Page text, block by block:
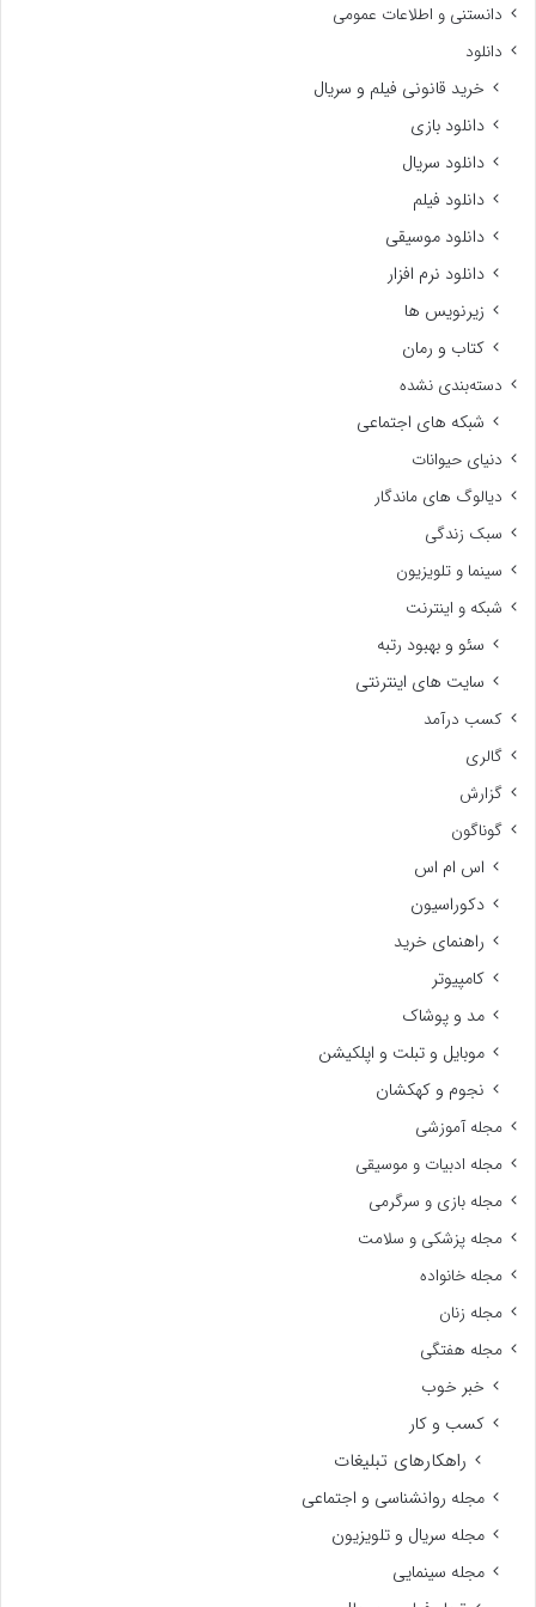
دانستنی و اطلاعات عمومی
دانلود
خرید قانونی فیلم و سریال
دانلود بازی
دانلود سریال
دانلود فیلم
دانلود موسیقی
دانلود نرم افزار
زیرنویس ها
کتاب و رمان
دسته‌بندی نشده
شبکه های اجتماعی
دنیای حیوانات
دیالوگ های ماندگار
سبک زندگی
سینما و تلویزیون
شبکه و اینترنت
سئو و بهبود رتبه
سایت های اینترنتی
کسب درآمد
گالری
گزارش
گوناگون
اس ام اس
دکوراسیون
راهنمای خرید
کامپیوتر
مد و پوشاک
موبایل و تبلت و اپلکیشن
نجوم و کهکشان
مجله آموزشی
مجله ادبیات و موسیقی
مجله بازی و سرگرمی
مجله پزشکی و سلامت
مجله خانواده
مجله زنان
مجله هفتگی
خبر خوب
کسب و کار
راهکارهای تبلیغات
مجله روانشناسی و اجتماعی
مجله سریال و تلویزیون
مجله سینمایی